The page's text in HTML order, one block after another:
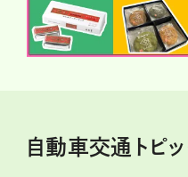
自動車交通トピ